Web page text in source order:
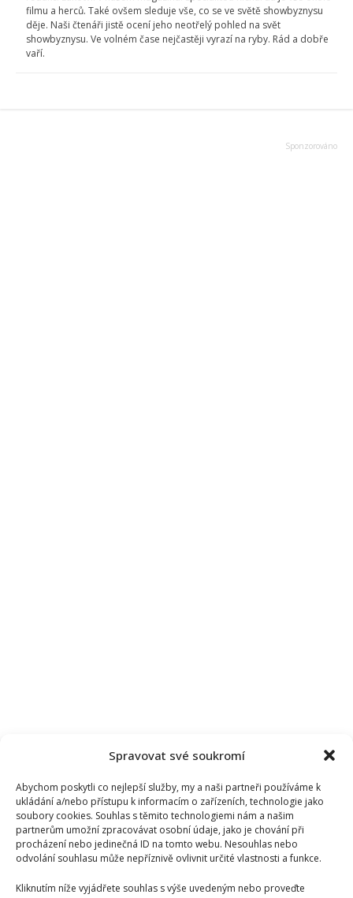
Spravovat své soukromí
Abychom poskytli co nejlepší služby, my a naši partneři používáme k
ukládání a/nebo přístupu k informacím o zařízeních, technologie jako
soubory cookies. Souhlas s těmito technologiemi nám a našim
partnerům umožní zpracovávat osobní údaje, jako je chování při
procházení nebo jedinečná ID na tomto webu. Nesouhlas nebo
odvolání souhlasu může nepříznivě ovlivnit určité vlastnosti a funkce.
Kliknutím níže vyjádřete souhlas s výše uvedeným nebo proveďte
filmu a herců. Také ovšem sleduje vše, co se ve světě showbyznysu
děje. Naši čtenáři jistě ocení jeho neotřelý pohled na svět
showbyznysu. Ve volném čase nejčastěji vyrazí na ryby. Rád a dobře
vaří.